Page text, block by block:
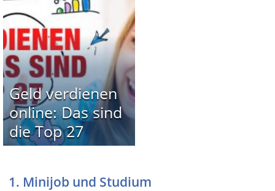
Geld verdienen
online: Das sind
die Top 27
1. Minijob und Studium